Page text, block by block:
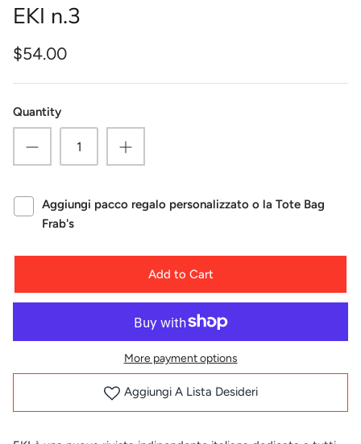
EKI n.3
$54.00
Quantity
Aggiungi pacco regalo personalizzato o la Tote Bag
Frab's
Add to Cart
More payment options
Aggiungi A Lista Desideri